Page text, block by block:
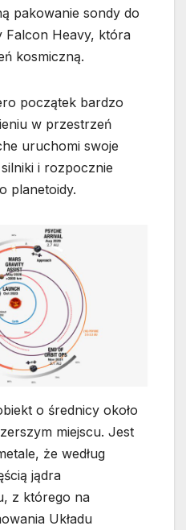
pakowanie sondy do
Falcon Heavy, która
kosmiczną.
początek bardzo
w przestrzeń
uruchomi swoje
i rozpocznie
planetoidy.
o średnicy około
miejscu. Jest
że według
jądra
z którego na
Układu